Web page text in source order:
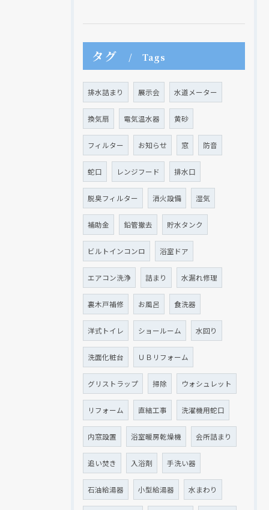
タグ Tags
排水詰まり 展示会 水道メーター
換気扇 電気温水器 黄砂
フィルター お知らせ 窓 防音
蛇口 レンジフード 排水口
脱臭フィルター 消火設備 湿気
補助金 鉛管撤去 貯水タンク
ビルトインコンロ 浴室ドア
エアコン洗浄 詰まり 水漏れ修理
裏木戸補修 お風呂 食洗器
洋式トイレ ショールーム 水回り
洗面化粧台 ＵＢリフォーム
グリストラップ 掃除 ウォシュレット
リフォーム 直結工事 洗濯機用蛇口
内窓設置 浴室暖房乾燥機 会所詰まり
追い焚き 入浴剤 手洗い器
石油給湯器 小型給湯器 水まわり
クリックでチラシのページにジャンプします
クリックでチラシのページにジャンプします